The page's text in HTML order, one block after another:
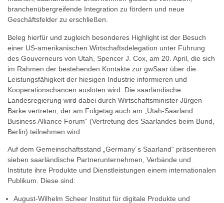
branchenübergreifende Integration zu fördern und neue
Geschäftsfelder zu erschließen.
Beleg hierfür und zugleich besonderes Highlight ist der Besuch
einer US-amerikanischen Wirtschaftsdelegation unter Führung
des Gouverneurs von Utah, Spencer J. Cox, am 20. April, die sich
im Rahmen der bestehenden Kontakte zur gwSaar über die
Leistungsfähigkeit der hiesigen Industrie informieren und
Kooperationschancen ausloten wird. Die saarländische
Landesregierung wird dabei durch Wirtschaftsminister Jürgen
Barke vertreten, der am Folgetag auch am „Utah-Saarland
Business Alliance Forum“ (Vertretung des Saarlandes beim Bund,
Berlin) teilnehmen wird.
Auf dem Gemeinschaftsstand „Germany´s Saarland“ präsentieren
sieben saarländische Partnerunternehmen, Verbände und
Institute ihre Produkte und Dienstleistungen einem internationalen
Publikum. Diese sind:
August-Wilhelm Scheer Institut für digitale Produkte und